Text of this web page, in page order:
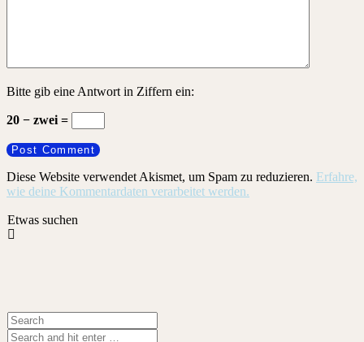
Bitte gib eine Antwort in Ziffern ein:
20 − zwei =
Diese Website verwendet Akismet, um Spam zu reduzieren. Erfahre,
wie deine Kommentardaten verarbeitet werden.
Etwas suchen